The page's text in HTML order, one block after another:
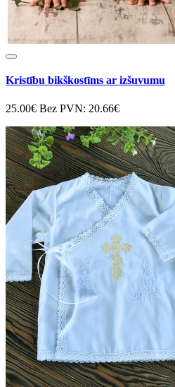
Kristību bikškostīms ar izšuvumu
25.00€ Bez PVN: 20.66€